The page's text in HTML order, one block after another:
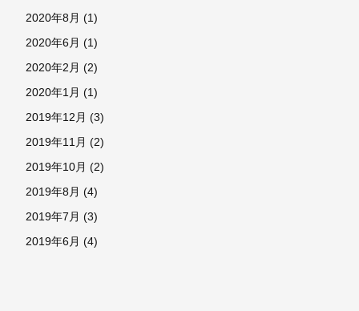
2020年8月 (1)
2020年6月 (1)
2020年2月 (2)
2020年1月 (1)
2019年12月 (3)
2019年11月 (2)
2019年10月 (2)
2019年8月 (4)
2019年7月 (3)
2019年6月 (4)